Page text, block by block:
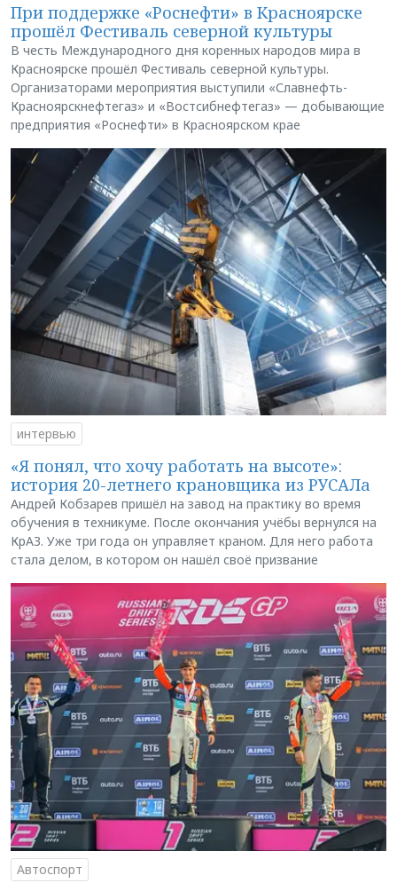
При поддержке «Роснефти» в Красноярске
прошёл Фестиваль северной культуры
В честь Международного дня коренных народов мира в
Красноярске прошёл Фестиваль северной культуры.
Организаторами мероприятия выступили «Славнефть-
Красноярскнефтегаз» и «Востсибнефтегаз» — добывающие
предприятия «Роснефти» в Красноярском крае
интервью
«Я понял, что хочу работать на высоте»:
история 20-летнего крановщика из РУСАЛа
Андрей Кобзарев пришёл на завод на практику во время
обучения в техникуме. После окончания учёбы вернулся на
КрАЗ. Уже три года он управляет краном. Для него работа
стала делом, в котором он нашёл своё призвание
Автоспорт